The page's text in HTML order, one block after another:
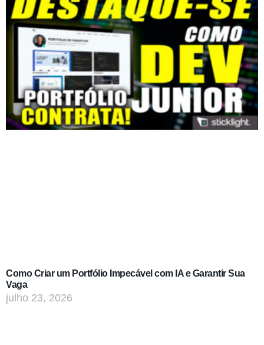
Como Criar um Portfólio Impecável com IA e Garantir Sua
Vaga
julho 23, 2026